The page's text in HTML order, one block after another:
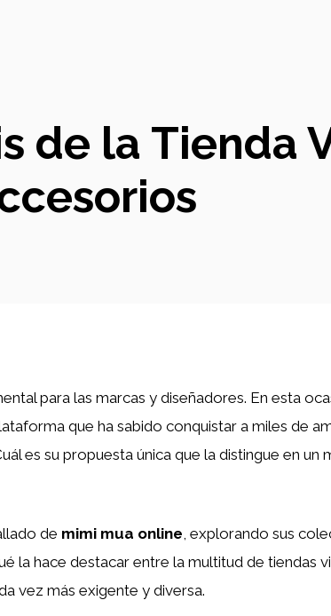
de la Tienda
para las marcas y diseñadores. En esta
que ha sabido conquistar a miles de
es su propuesta única que la distingue en un
de mimi mua online, explorando sus
la hace destacar entre la multitud de tiendas
vez más exigente y diversa.